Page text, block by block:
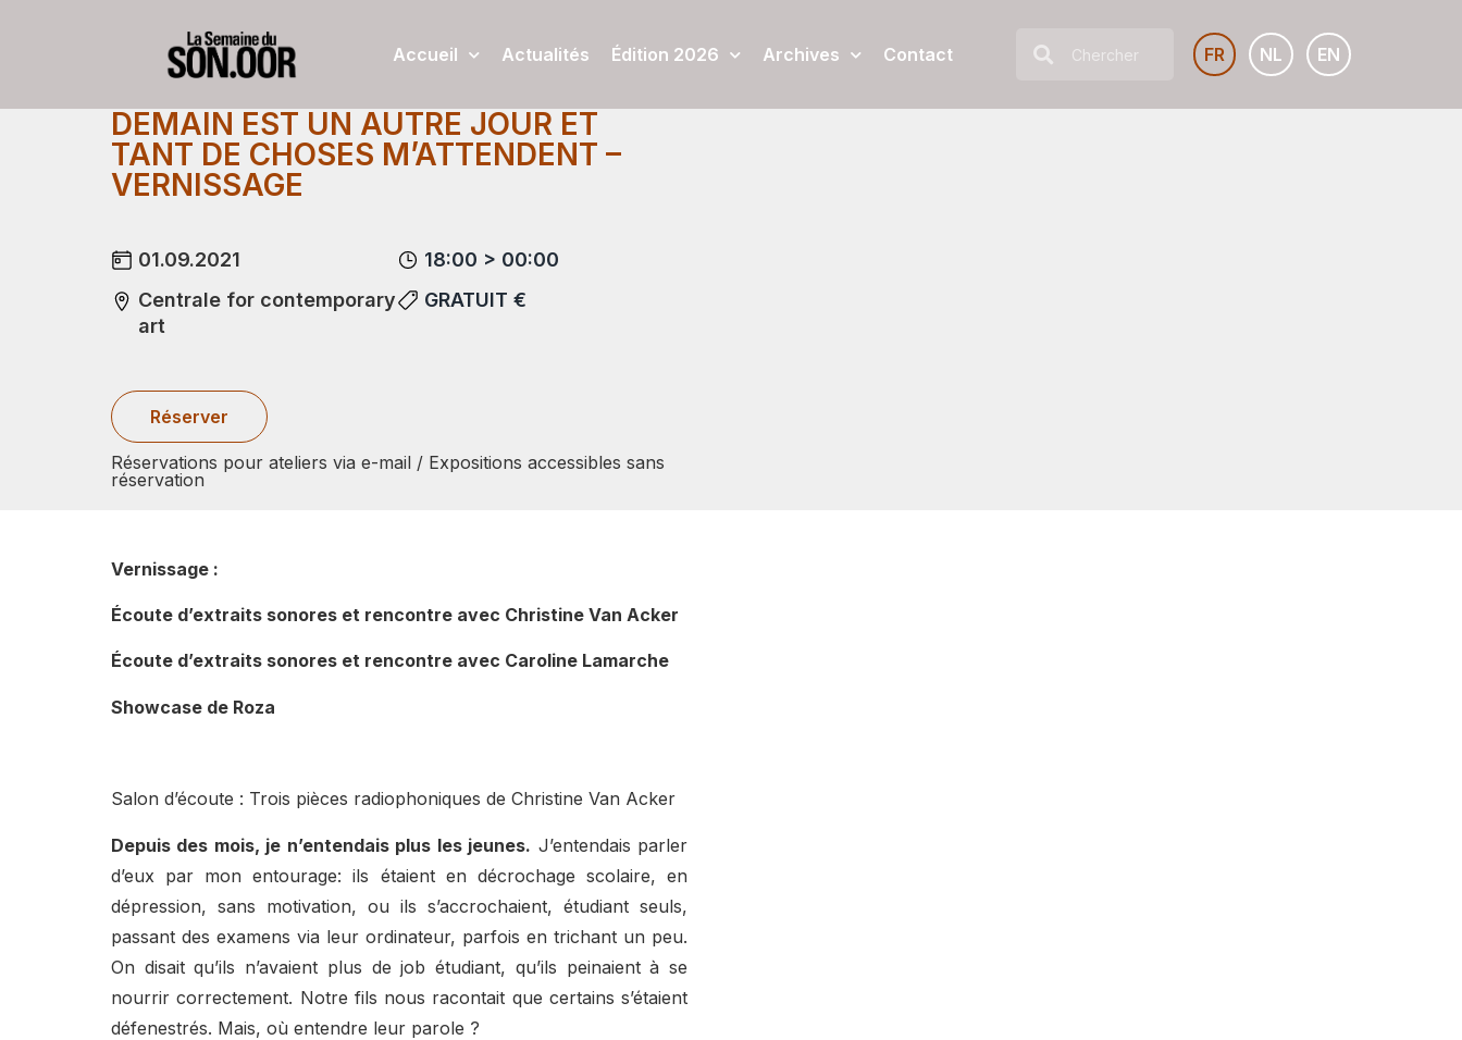
Accueil Actualités Édition 2026 Archives Contact FR NL EN
DEMAIN EST UN AUTRE JOUR ET
TANT DE CHOSES M’ATTENDENT –
VERNISSAGE
01.09.2021
Centrale for contemporary
art
18:00 > 00:00
GRATUIT €
Réserver
Réservations pour ateliers via e-mail / Expositions accessibles sans
réservation
Vernissage :
Écoute d’extraits sonores et rencontre avec Christine Van Acker
Écoute d’extraits sonores et rencontre avec Caroline Lamarche
Showcase de Roza
Salon d’écoute : Trois pièces radiophoniques de Christine Van Acker
Depuis des mois, je n’entendais plus les jeunes. J’entendais parler
d’eux par mon entourage: ils étaient en décrochage scolaire, en
dépression, sans motivation, ou ils s’accrochaient, étudiant seuls,
passant des examens via leur ordinateur, parfois en trichant un peu.
On disait qu’ils n’avaient plus de job étudiant, qu’ils peinaient à se
nourrir correctement. Notre fils nous racontait que certains s’étaient
défenestrés. Mais, où entendre leur parole ?